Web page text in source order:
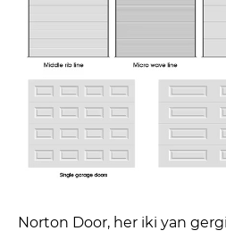
Norton Door, her iki yan